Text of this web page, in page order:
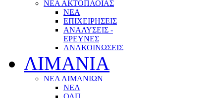
ΝΕΑ ΑΚΤΟΠΛΟΪΑΣ
ΝΕΑ
ΕΠΙΧΕΙΡΗΣΕΙΣ
ΑΝΑΛΥΣΕΙΣ -
ΕΡΕΥΝΕΣ
ΑΝΑΚΟΙΝΩΣΕΙΣ
ΛΙΜΑΝΙΑ
ΝΕΑ ΛΙΜΑΝΙΩΝ
ΝΕΑ
ΟΛΠ